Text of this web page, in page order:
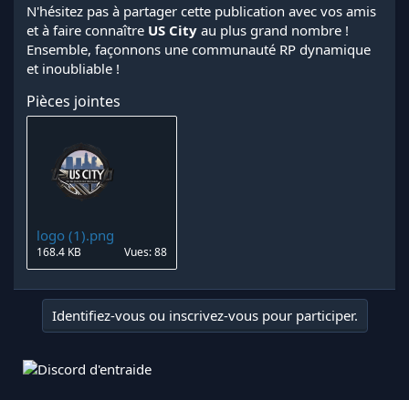
N'hésitez pas à partager cette publication avec vos amis
et à faire connaître US City au plus grand nombre !
Ensemble, façonnons une communauté RP dynamique
et inoubliable !
Pièces jointes
logo (1).png
168.4 KB Vues: 88
Identifiez-vous ou inscrivez-vous pour participer.